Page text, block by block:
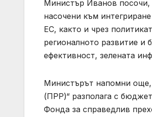
Министър Иванов посочи,
насочени към
ЕС, както и чрез
регионалното развитие и
ефективност, зелената
Министърът напомни още,
(ПРР)“ разполага с
Фонда за справедлив